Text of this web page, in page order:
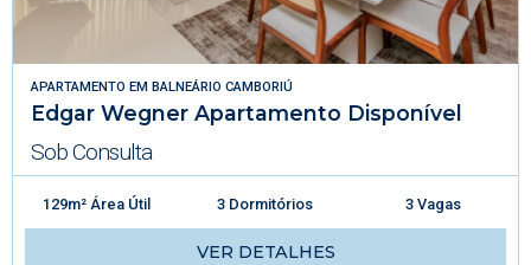
APARTAMENTO EM BALNEÁRIO CAMBORIÚ
Edgar Wegner Apartamento Disponível
Sob Consulta
129m² Área Útil 3 Dormitórios 3 Vagas
VER DETALHES